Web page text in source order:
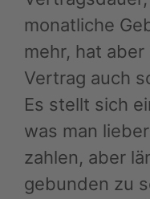
monatliche
mehr, hat
Vertrag auch
Es stellt sich
was man
zahlen, aber
gebunden zu